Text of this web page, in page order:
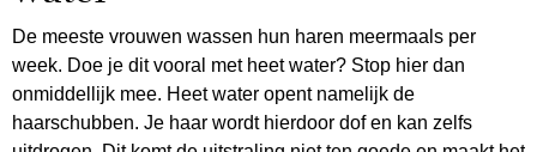
De meeste vrouwen wassen hun haren meermaals per
week. Doe je dit vooral met heet water? Stop hier dan
onmiddellijk mee. Heet water opent namelijk de
haarschubben. Je haar wordt hierdoor dof en kan zelfs